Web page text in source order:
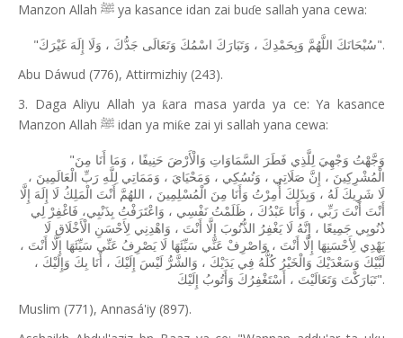
Manzon Allah ﷺ ya kasance idan zai buɗe sallah yana cewa:
" سُبْحَانَكَ اللَّهُمَّ وَبِحَمْدِكَ ، وَتَبَارَكَ اسْمُكَ وَتَعَالَى جَدُّكَ ، وَلَا إِلَهَ غَيْرَكَ
".
Abu Dáwud (776), Attirmizhiy (243).
3. Daga Aliyu Allah yaƙara masa yarda ya ce: Ya kasance
Manzon Allah ﷺ idan ya miƙe zai yi sallah yana cewa:
" وَجَّهْتُ وَجْهِيَ لِلَّذِي فَطَرَ السَّمَاوَاتِ وَالْأَرْضَ حَنِيفًا ، وَمَا أَنَا مِنَ
الْمُشْرِكِينَ ، إِنَّ صَلَاتِي ، وَنُسُكِي ، وَمَحْيَايَ ، وَمَمَاتِي لِلَّهِ رَبِّ الْعَالَمِينَ ،
لَا شَرِيكَ لَهُ ، وَبِذَلِكَ أُمِرْتُ وَأَنَا مِنَ الْمُسْلِمِينَ ، اللهُمَّ أَنْتَ الْمَلِكُ لَا إِلَهَ
إِلَّا
أَنْتَ أَنْتَ رَبِّي ، وَأَنَا عَبْدُكَ ، ظَلَمْتُ نَفْسِي ، وَاعْتَرَفْتُ بِذَنْبِي، فَاغْفِرْ لِي
ذُنُوبِي جَمِيعًا ، إِنَّهُ لَا يَغْفِرُ الذُّنُوبَ إِلَّا أَنْتَ ، وَاهْدِنِي لِأَحْسَنِ الْأَخْلَاقِ لَا
يَهْدِي لِأَحْسَنِهَا إِلَّا أَنْتَ ، وَاصْرِفْ عَنِّي سَيِّئَهَا لَا يَصْرِفُ عَنِّي سَيِّئَهَا إِلَّا أَنْتَ ،
لَبَّيْكَ وَسَعْدَيْكَ وَالْخَيْرُ كُلُّهُ فِي يَدَيْكَ ، وَالشَّرُّ لَيْسَ إِلَيْكَ ، أَنَا بِكَ وَإِلَيْكَ ،
تَبَارَكْتَ وَتَعَالَيْتَ ، أَسْتَغْفِرُكَ وَأَتُوبُ إِلَيْكَ
".
Muslim (771), Annasá'iy (897).